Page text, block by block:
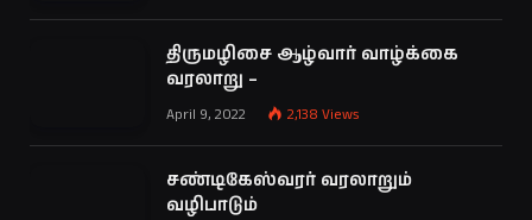
திருமழிசை ஆழ்வார் வாழ்க்கை
வரலாறு –
April 9, 2022 2,138 Views
சண்டிகேஸ்வரர் வரலாறும்
வழிபாடும்